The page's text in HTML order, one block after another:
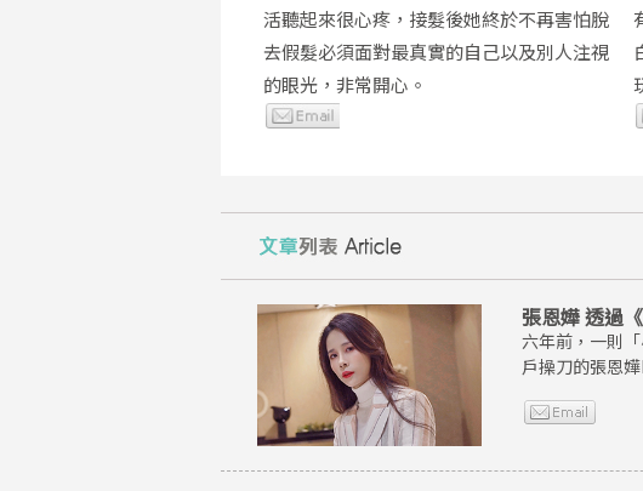
活聽起來很心疼，接髮後她終於不再害怕脫
去假髮必須面對最真實的自己以及別人注視
的眼光，非常開心。
張恩嬅 透過
六年前，一則
戶操刀的張恩